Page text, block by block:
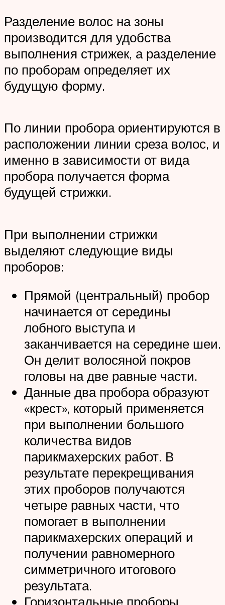
Разделение волос на зоны
производится для удобства
выполнения стрижек, а разделение
по проборам определяет их
будущую форму.
По линии пробора ориентируются в
расположении линии среза волос, и
именно в зависимости от вида
пробора получается форма
будущей стрижки.
При выполнении стрижки
выделяют следующие виды
проборов:
Прямой (центральный) пробор
начинается от середины
лобного выступа и
заканчивается на середине шеи.
Он делит волосяной покров
головы на две равные части.
Данные два пробора образуют
«крест», который применяется
при выполнении большого
количества видов
парикмахерских работ. В
результате перекрещивания
этих проборов получаются
четыре равных части, что
помогает в выполнении
парикмахерских операций и
получении равномерного
симметричного итогового
результата.
Горизонтальные проборы